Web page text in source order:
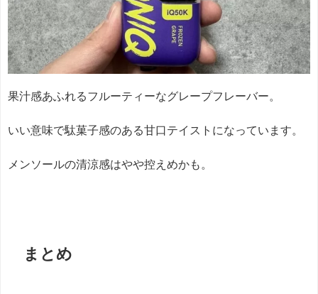
果汁感あふれるフルーティーなグレープフレーバー。
いい意味で駄菓子感のある甘口テイストになっています。
メンソールの清涼感はやや控えめかも。
まとめ